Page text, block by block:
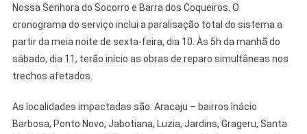
Nossa Senhora do Socorro e Barra dos Coqueiros. O
cronograma do serviço inclui a paralisação total do sistema a
partir da meia noite de sexta-feira, dia 10. Às 5h da manhã do
sábado, dia 11, terão início as obras de reparo simultâneas nos
trechos afetados.
As localidades impactadas são: Aracaju – bairros Inácio
Barbosa, Ponto Novo, Jabotiana, Luzia, Jardins, Grageru, Santa